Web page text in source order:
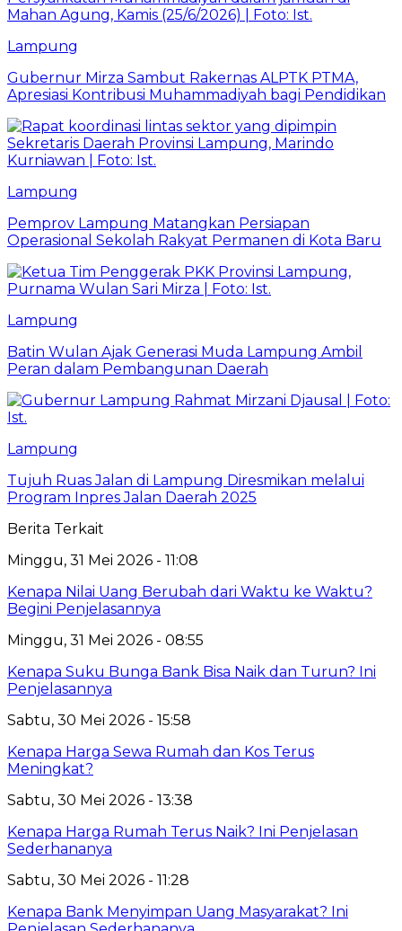
Lampung
Gubernur Mirza Sambut Rakernas ALPTK PTMA,
Apresiasi Kontribusi Muhammadiyah bagi Pendidikan
Lampung
Pemprov Lampung Matangkan Persiapan
Operasional Sekolah Rakyat Permanen di Kota Baru
Lampung
Batin Wulan Ajak Generasi Muda Lampung Ambil
Peran dalam Pembangunan Daerah
Lampung
Tujuh Ruas Jalan di Lampung Diresmikan melalui
Program Inpres Jalan Daerah 2025
Berita Terkait
Minggu, 31 Mei 2026 - 11:08
Kenapa Nilai Uang Berubah dari Waktu ke Waktu?
Begini Penjelasannya
Minggu, 31 Mei 2026 - 08:55
Kenapa Suku Bunga Bank Bisa Naik dan Turun? Ini
Penjelasannya
Sabtu, 30 Mei 2026 - 15:58
Kenapa Harga Sewa Rumah dan Kos Terus
Meningkat?
Sabtu, 30 Mei 2026 - 13:38
Kenapa Harga Rumah Terus Naik? Ini Penjelasan
Sederhananya
Sabtu, 30 Mei 2026 - 11:28
Kenapa Bank Menyimpan Uang Masyarakat? Ini